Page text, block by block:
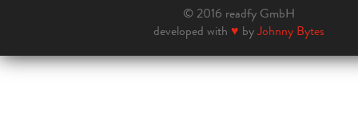
© 2016 readfy GmbH
developed with ♥ byJohnny Bytes